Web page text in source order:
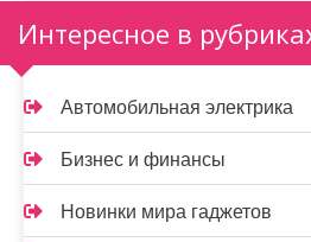
Интересное в
Автомобильная электрика
Бизнес и финансы
Новинки мира гаджетов